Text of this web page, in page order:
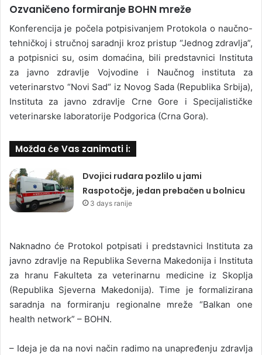
Ozvaničeno formiranje BOHN mreže
Konferencija je počela potpisivanjem Protokola o naučno-
tehničkoj i stručnoj saradnji kroz pristup “Jednog zdravlja”,
a potpisnici su, osim domaćina, bili predstavnici Instituta
za javno zdravlje Vojvodine i Naučnog instituta za
veterinarstvo “Novi Sad“ iz Novog Sada (Republika Srbija),
Instituta za javno zdravlje Crne Gore i Specijalističke
veterinarske laboratorije Podgorica (Crna Gora).
Možda će Vas zanimati i:
Dvojici rudara pozlilo u jami
Raspotočje, jedan prebačen u bolnicu
3 days ranije
Naknadno će Protokol potpisati i predstavnici Instituta za
javno zdravlje na Republika Severna Makedonija i Instituta
za hranu Fakulteta za veterinarnu medicine iz Skoplja
(Republika Sjeverna Makedonija). Time je formalizirana
saradnja na formiranju regionalne mreže “Balkan one
health network” – BOHN.
– Ideja je da na novi način radimo na unapređenju zdravlja